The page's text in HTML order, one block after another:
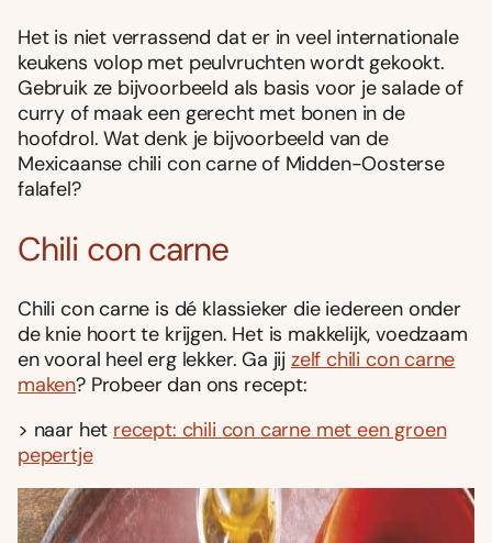
Het is niet verrassend dat er in veel internationale
keukens volop met peulvruchten wordt gekookt.
Gebruik ze bijvoorbeeld als basis voor je salade of
curry of maak een gerecht met bonen in de
hoofdrol. Wat denk je bijvoorbeeld van de
Mexicaanse chili con carne of Midden-Oosterse
falafel?
Chili con carne
Chili con carne is dé klassieker die iedereen onder
de knie hoort te krijgen. Het is makkelijk, voedzaam
en vooral heel erg lekker. Ga jij zelf chili con carne
maken? Probeer dan ons recept:
> naar het recept: chili con carne met een groen
pepertje